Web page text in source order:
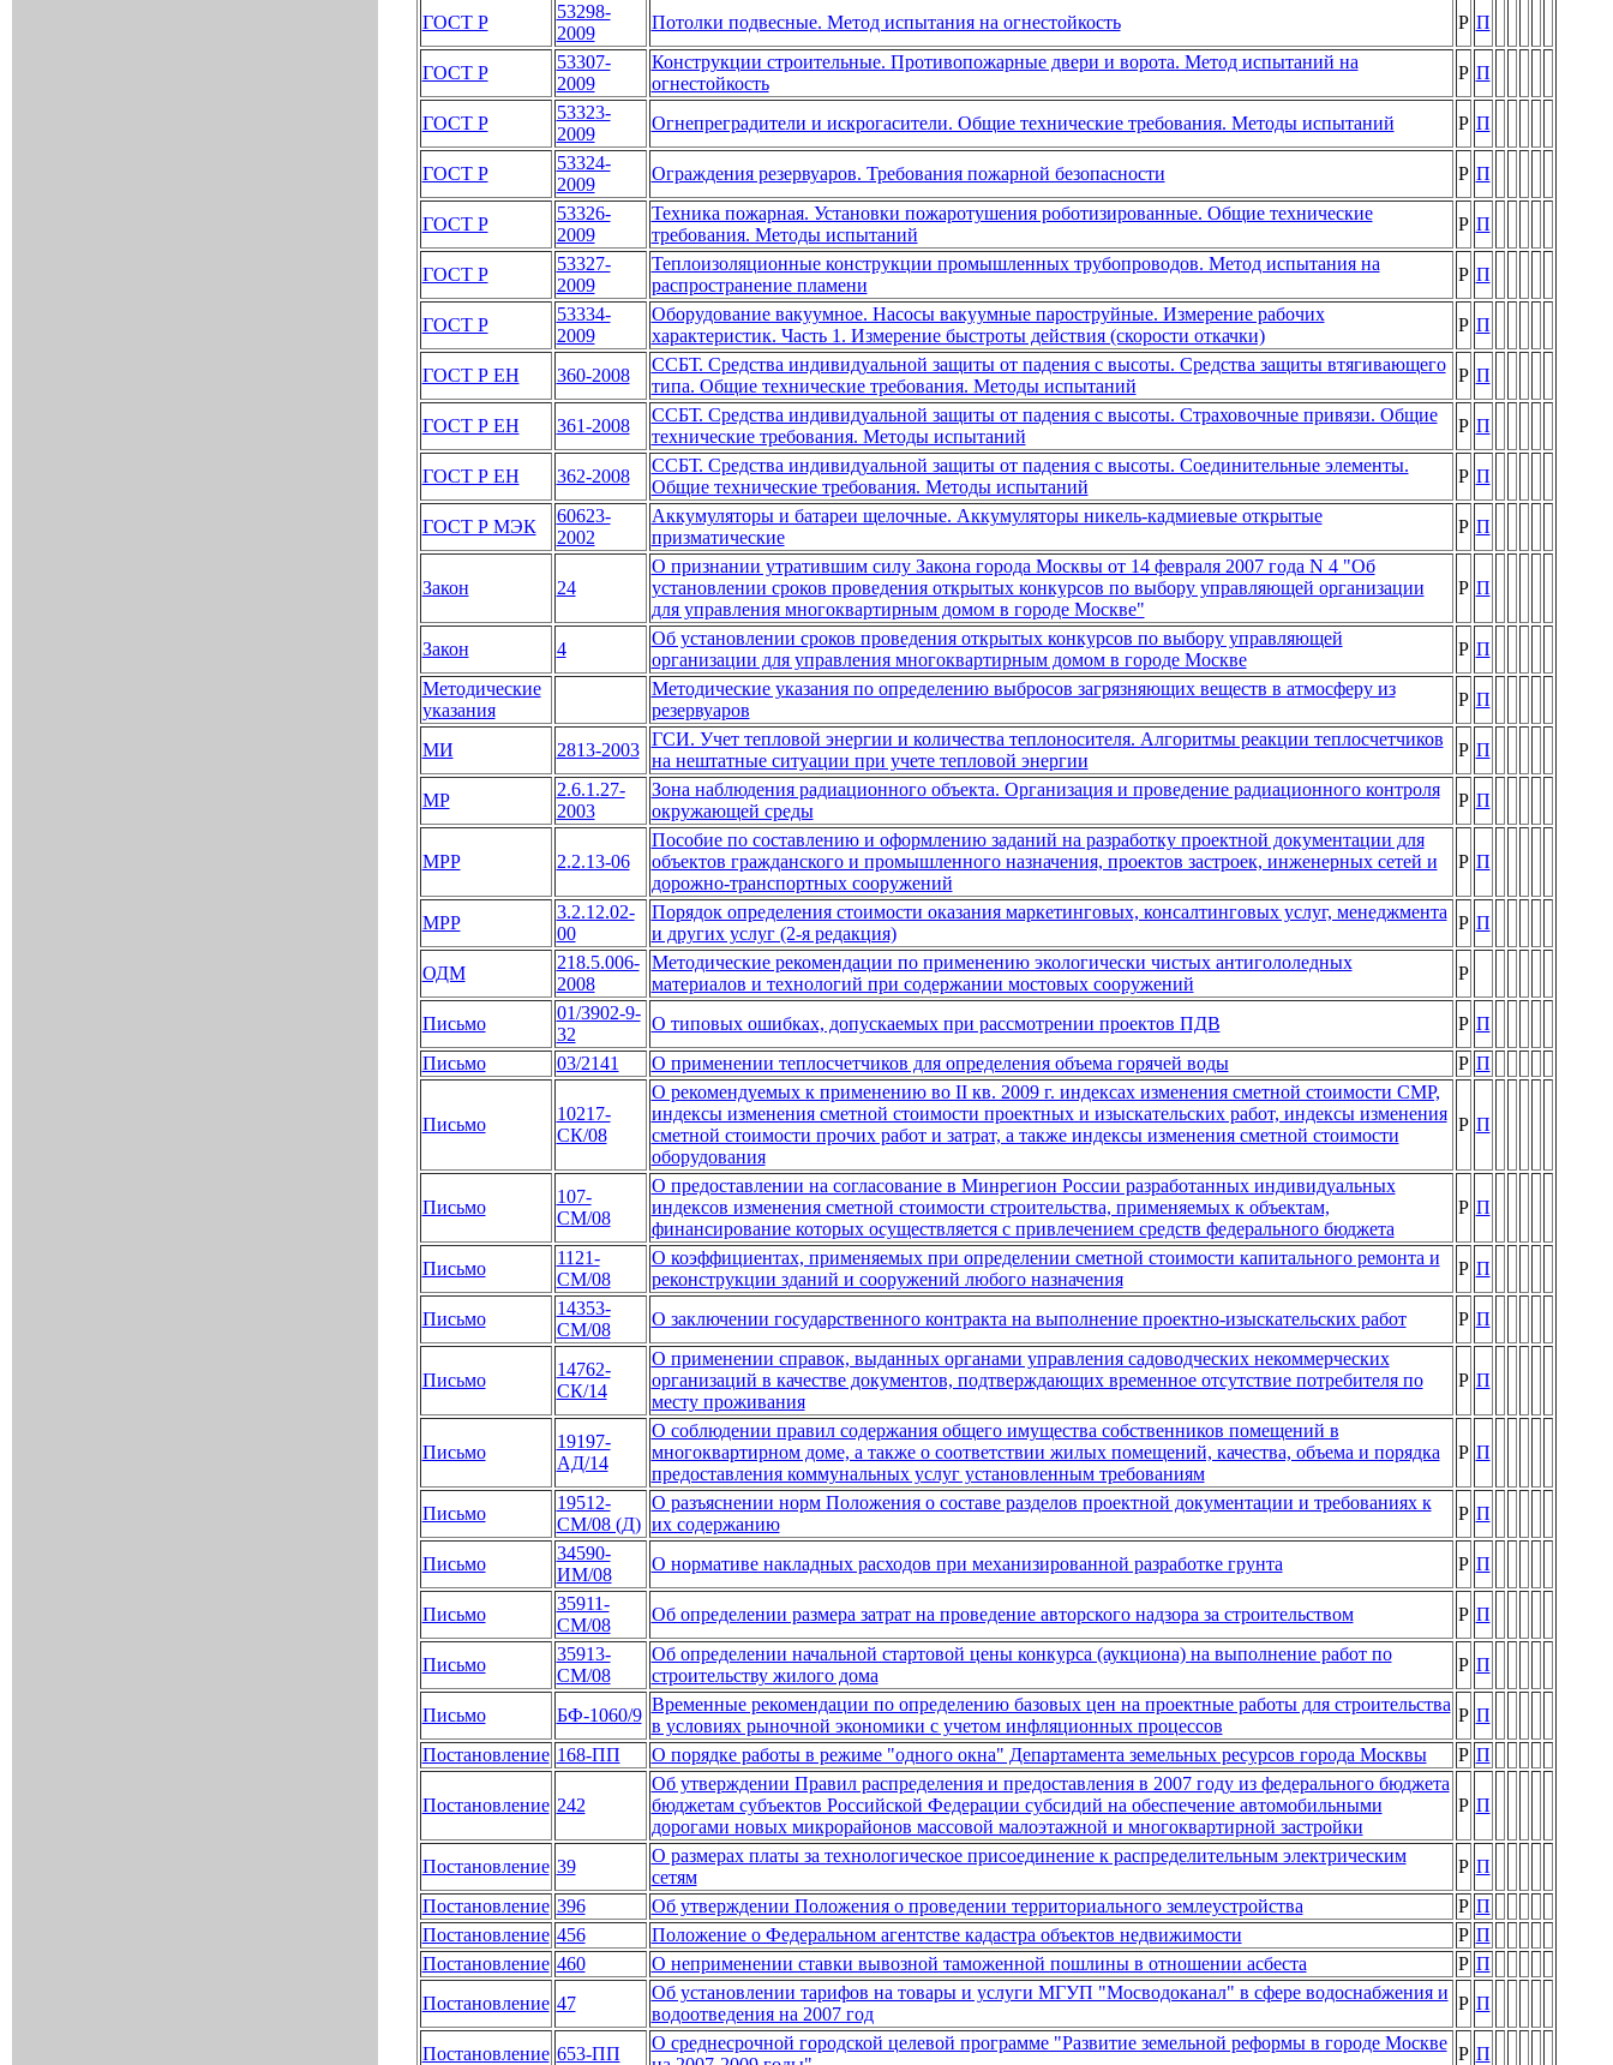
ГОСТ Р
53298-
2009
Потолки подвесные. Метод испытания на огнестойкость Р П
ГОСТ Р
53307-
2009
Конструкции строительные. Противопожарные двери и ворота. Метод испытаний на
огнестойкость
Р П
ГОСТ Р
53323-
2009
Огнепреградители и искрогасители. Общие технические требования. Методы испытаний Р П
ГОСТ Р
53324-
2009
Ограждения резервуаров. Требования пожарной безопасности Р П
ГОСТ Р
53326-
2009
Техника пожарная. Установки пожаротушения роботизированные. Общие технические
требования. Методы испытаний
Р П
ГОСТ Р
53327-
2009
Теплоизоляционные конструкции промышленных трубопроводов. Метод испытания на
распространение пламени
Р П
ГОСТ Р
53334-
2009
Оборудование вакуумное. Насосы вакуумные пароструйные. Измерение рабочих
характеристик. Часть 1. Измерение быстроты действия (скорости откачки)
Р П
ГОСТ Р ЕН 360-2008
ССБТ. Средства индивидуальной защиты от падения с высоты. Средства защиты втягивающего
типа. Общие технические требования. Методы испытаний
Р П
ГОСТ Р ЕН 361-2008
ССБТ. Средства индивидуальной защиты от падения с высоты. Страховочные привязи. Общие
технические требования. Методы испытаний
Р П
ГОСТ Р ЕН 362-2008
ССБТ. Средства индивидуальной защиты от падения с высоты. Соединительные элементы.
Общие технические требования. Методы испытаний
Р П
ГОСТ Р МЭК
60623-
2002
Аккумуляторы и батареи щелочные. Аккумуляторы никель-кадмиевые открытые
призматические
Р П
Закон 24
О признании утратившим силу Закона города Москвы от 14 февраля 2007 года N 4 "Об
установлении сроков проведения открытых конкурсов по выбору управляющей организации
для управления многоквартирным домом в городе Москве"
Р П
Закон 4
Об установлении сроков проведения открытых конкурсов по выбору управляющей
организации для управления многоквартирным домом в городе Москве
Р П
Методические
указания
Методические указания по определению выбросов загрязняющих веществ в атмосферу из
резервуаров
Р П
МИ 2813-2003
ГСИ. Учет тепловой энергии и количества теплоносителя. Алгоритмы реакции теплосчетчиков
на нештатные ситуации при учете тепловой энергии
Р П
МР
2.6.1.27-
2003
Зона наблюдения радиационного объекта. Организация и проведение радиационного контроля
окружающей среды
Р П
МРР 2.2.13-06
Пособие по составлению и оформлению заданий на разработку проектной документации для
объектов гражданского и промышленного назначения, проектов застроек, инженерных сетей и
дорожно-транспортных сооружений
Р П
МРР
3.2.12.02-
00
Порядок определения стоимости оказания маркетинговых, консалтинговых услуг, менеджмента
и других услуг (2-я редакция)
Р П
ОДМ
218.5.006-
2008
Методические рекомендации по применению экологически чистых антигололедных
материалов и технологий при содержании мостовых сооружений
Р
Письмо
01/3902-9-
32
О типовых ошибках, допускаемых при рассмотрении проектов ПДВ Р П
Письмо
03/2141 О применении теплосчетчиков для определения объема горячей воды Р П
Письмо
10217-
СК/08
О рекомендуемых к применению во II кв. 2009 г. индексах изменения сметной стоимости СМР,
индексы изменения сметной стоимости проектных и изыскательских работ, индексы изменения
сметной стоимости прочих работ и затрат, а также индексы изменения сметной стоимости
оборудования
Р П
Письмо
107-
СМ/08
О предоставлении на согласование в Минрегион России разработанных индивидуальных
индексов изменения сметной стоимости строительства, применяемых к объектам,
финансирование которых осуществляется с привлечением средств федерального бюджета
Р П
Письмо
1121-
СМ/08
О коэффициентах, применяемых при определении сметной стоимости капитального ремонта и
реконструкции зданий и сооружений любого назначения
Р П
Письмо
14353-
СМ/08
О заключении государственного контракта на выполнение проектно-изыскательских работ Р П
Письмо
14762-
СК/14
О применении справок, выданных органами управления садоводческих некоммерческих
организаций в качестве документов, подтверждающих временное отсутствие потребителя по
месту проживания
Р П
Письмо
19197-
АД/14
О соблюдении правил содержания общего имущества собственников помещений в
многоквартирном доме, а также о соответствии жилых помещений, качества, объема и порядка
предоставления коммунальных услуг установленным требованиям
Р П
Письмо
19512-
СМ/08 (Д)
О разъяснении норм Положения о составе разделов проектной документации и требованиях к
их содержанию
Р П
Письмо
34590-
ИМ/08
О нормативе накладных расходов при механизированной разработке грунта Р П
Письмо
35911-
СМ/08
Об определении размера затрат на проведение авторского надзора за строительством Р П
Письмо
35913-
СМ/08
Об определении начальной стартовой цены конкурса (аукциона) на выполнение работ по
строительству жилого дома
Р П
Письмо БФ-1060/9
Временные рекомендации по определению базовых цен на проектные работы для строительства
в условиях рыночной экономики с учетом инфляционных процессов
Р П
Постановление 168-ПП О порядке работы в режиме "одного окна" Департамента земельных ресурсов города Москвы Р П
Постановление 242
Об утверждении Правил распределения и предоставления в 2007 году из федерального бюджета
бюджетам субъектов Российской Федерации субсидий на обеспечение автомобильными
дорогами новых микрорайонов массовой малоэтажной и многоквартирной застройки
Р П
Постановление 39
О размерах платы за технологическое присоединение к распределительным электрическим
сетям
Р П
Постановление 396 Об утверждении Положения о проведении территориального землеустройства Р П
Постановление 456 Положение о Федеральном агентстве кадастра объектов недвижимости Р П
Постановление 460 О неприменении ставки вывозной таможенной пошлины в отношении асбеста Р П
Постановление 47
Об установлении тарифов на товары и услуги МГУП "Мосводоканал" в сфере водоснабжения и
водоотведения на 2007 год
Р П
Постановление 653-ПП
О среднесрочной городской целевой программе "Развитие земельной реформы в городе Москве
Р П